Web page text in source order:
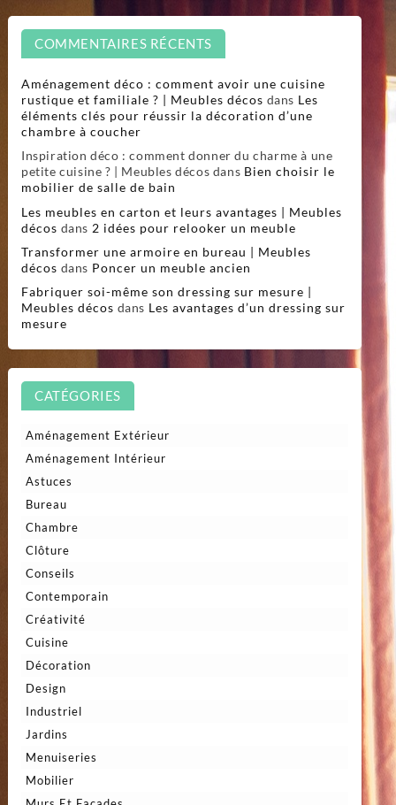
COMMENTAIRES RÉCENTS
Aménagement déco : comment avoir une cuisine
rustique et familiale ? | Meubles décos dans Les
éléments clés pour réussir la décoration d’une
chambre à coucher
Inspiration déco : comment donner du charme à une
petite cuisine ? | Meubles décos dans Bien choisir le
mobilier de salle de bain
Les meubles en carton et leurs avantages | Meubles
décos dans 2 idées pour relooker un meuble
Transformer une armoire en bureau | Meubles
décos dans Poncer un meuble ancien
Fabriquer soi-même son dressing sur mesure |
Meubles décos dans Les avantages d’un dressing sur
mesure
CATÉGORIES
Aménagement Extérieur
Aménagement Intérieur
Astuces
Bureau
Chambre
Clôture
Conseils
Contemporain
Créativité
Cuisine
Décoration
Design
Industriel
Jardins
Menuiseries
Mobilier